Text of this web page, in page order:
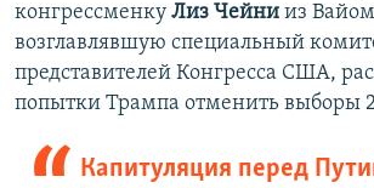
конгрессменку Лиз Чейни из
возглавлявшую специальный
представителей Конгресса США,
попытки Трампа отменить выборы
Капитуляция перед